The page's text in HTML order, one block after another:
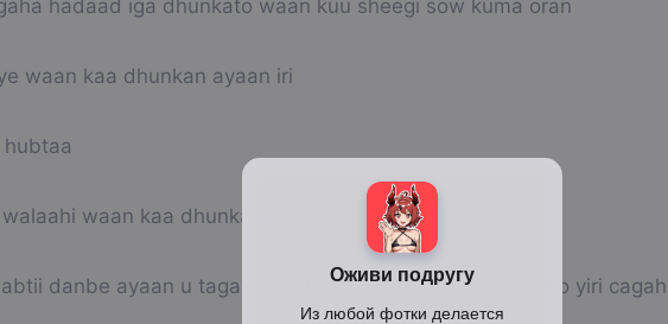
hadaad iga dhunkato waan kuu sheegi sow kuma oran
waan kaa dhunkan ayaan iri
hubtaa
waan kaa dhunkan
danbe ayaan u tagay sariirta ayuu fariistay iga dhunko yiri